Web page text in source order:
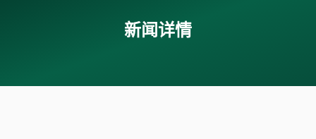
新闻详情